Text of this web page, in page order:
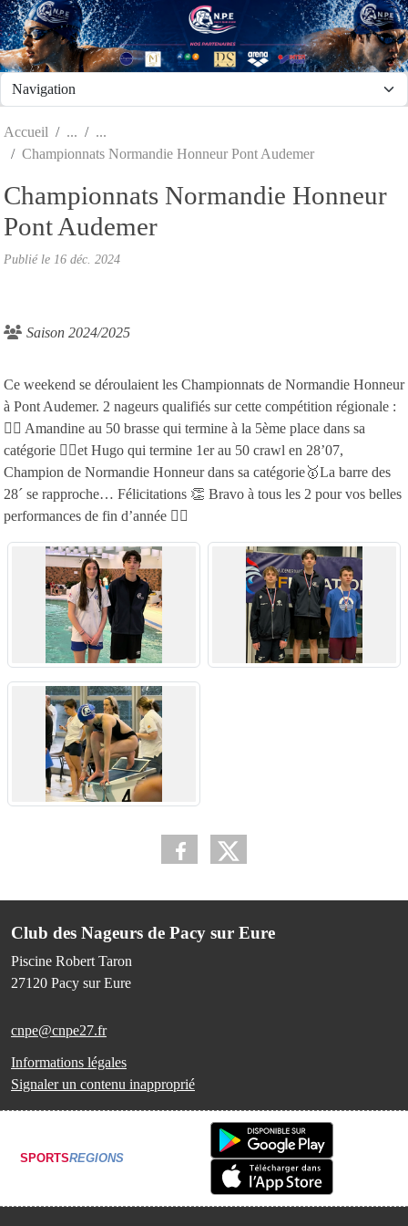
Accueil
Championnats Normandie Honneur Pont Audemer
Championnats Normandie Honneur
Pont Audemer
Publié le 16 déc. 2024
Saison 2024/2025
Ce weekend se déroulaient les Championnats de Normandie Honneur
à Pont Audemer. 2 nageurs qualifiés sur cette compétition régionale :
🏊‍♀️ Amandine au 50 brasse qui termine à la 5ème place dans sa
catégorie 🏊‍♂️et Hugo qui termine 1er au 50 crawl en 28’07,
Champion de Normandie Honneur dans sa catégorie🥇La barre des
28´ se rapproche… Félicitations 👏 Bravo à tous les 2 pour vos belles
performances de fin d’année 🏊‍♀️
Club des Nageurs de Pacy sur Eure
Piscine Robert Taron
27120 Pacy sur Eure
cnpe@cnpe27.fr
Informations légales
Signaler un contenu inapproprié
SPORTSREGIONS
Panneau de gestion des cookies